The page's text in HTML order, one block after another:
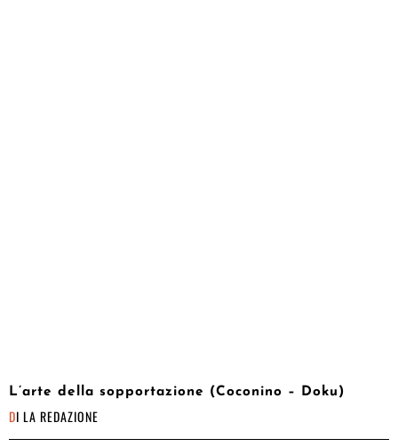
L’arte della sopportazione (Coconino – Doku)
DI LA REDAZIONE